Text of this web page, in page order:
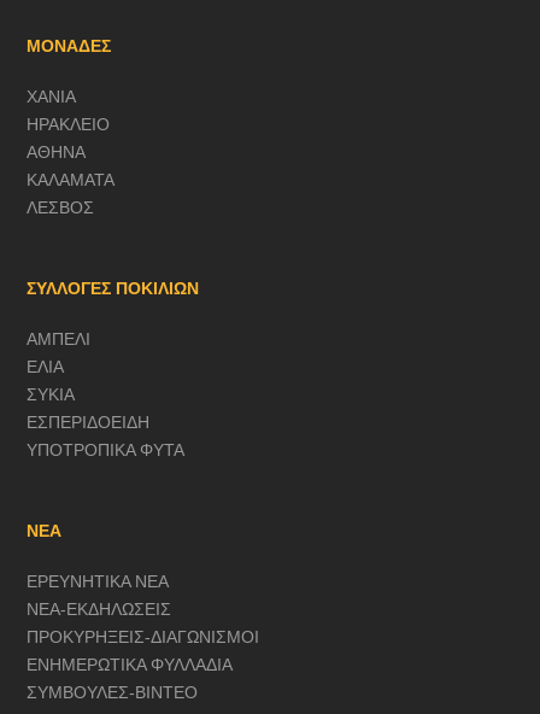
ΜΟΝΑΔΕΣ
ΧΑΝΙΑ
ΗΡΑΚΛΕΙΟ
ΑΘΗΝΑ
ΚΑΛΑΜΑΤΑ
ΛΕΣΒΟΣ
ΣΥΛΛΟΓΕΣ ΠΟΚΙΛΙΩΝ
ΑΜΠΕΛΙ
ΕΛΙΑ
ΣΥΚΙΑ
ΕΣΠΕΡΙΔΟΕΙΔΗ
ΥΠΟΤΡΟΠΙΚΑ ΦΥΤΑ
ΝΕΑ
ΕΡΕΥΝΗΤΙΚΑ ΝΕΑ
ΝΕΑ-ΕΚΔΗΛΩΣΕΙΣ
ΠΡΟΚΥΡΗΞΕΙΣ-ΔΙΑΓΩΝΙΣΜΟΙ
ΕΝΗΜΕΡΩΤΙΚΑ ΦΥΛΛΑΔΙΑ
ΣΥΜΒΟΥΛΕΣ-ΒΙΝΤΕΟ